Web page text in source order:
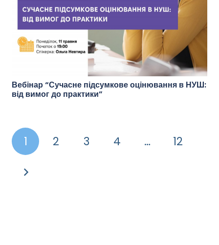
Вебінар “Сучасне підсумкове оцінювання в НУШ:
від вимог до практики”
1 2 3 4 … 12